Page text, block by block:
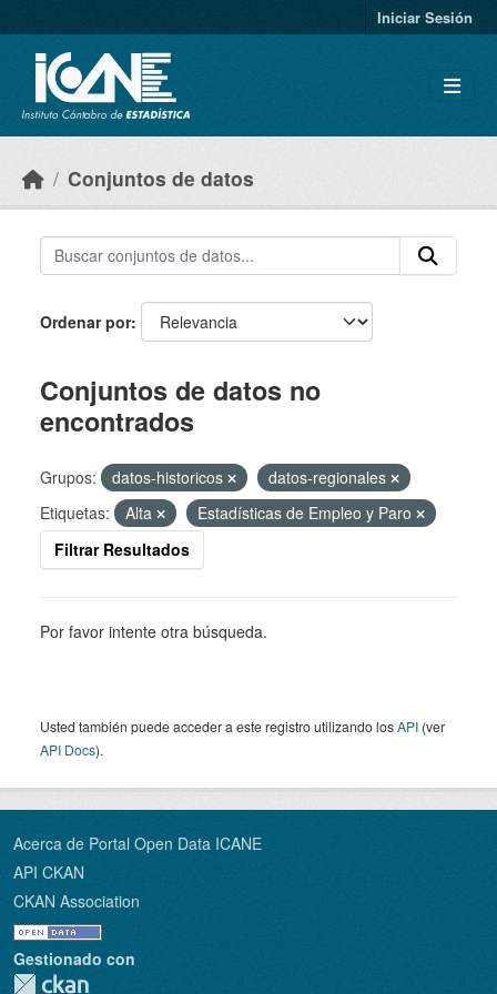
Iniciar Sesión
Conjuntos de datos
Ordenar por
Conjuntos de datos no
encontrados
Grupos: datos-historicos
datos-regionales
Etiquetas:
Alta
Estadísticas de Empleo y Paro
Filtrar Resultados
Por favor intente otra búsqueda.
Usted también puede acceder a este registro utilizando losAPI (ver
API Docs).
Acerca de Portal Open Data ICANE
API CKAN
CKAN Association
Gestionado con